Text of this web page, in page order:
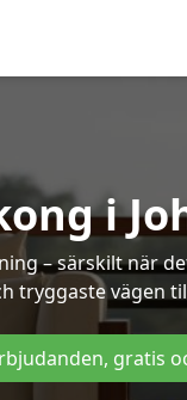
i
– särskilt när
tryggaste vägen
gratis